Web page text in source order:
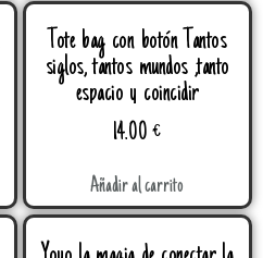
Tote bag con botón Tantos
siglos, tantos mundos ,tanto
espacio y coincidir
14.00€
Añadir al carrito